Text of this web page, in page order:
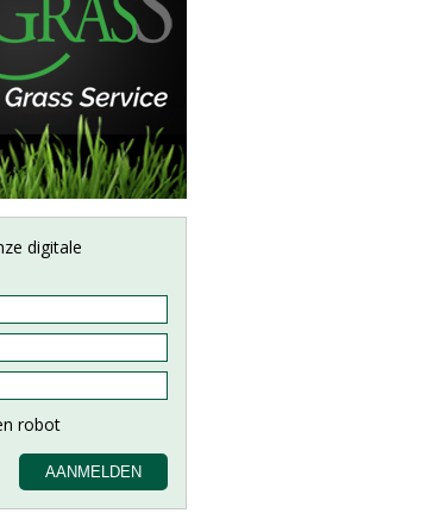
digitale